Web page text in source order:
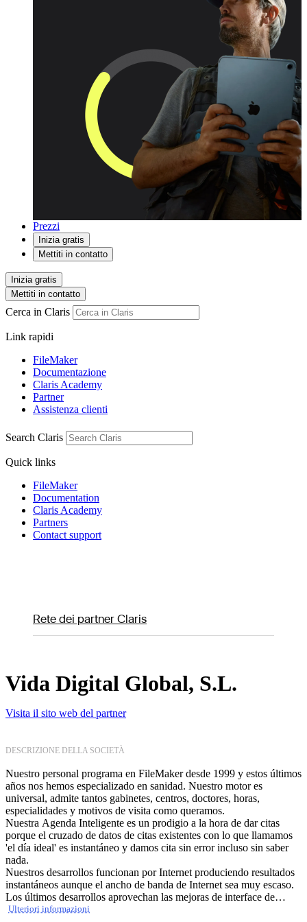
Prezzi
Inizia gratis
Mettiti in contatto
Inizia gratis
Mettiti in contatto
Cerca in Claris
Link rapidi
FileMaker
Documentazione
Claris Academy
Partner
Assistenza clienti
Search Claris
Quick links
FileMaker
Documentation
Claris Academy
Partners
Contact support
Rete dei partner Claris
Vida Digital Global, S.L.
Visita il sito web del partner
DESCRIZIONE DELLA SOCIETÀ
Nuestro personal programa en FileMaker desde 1999 y estos últimos
años nos hemos especializado en sanidad. Nuestro motor es
universal, admite tantos gabinetes, centros, doctores, horas,
especialidades y motivos de visita como queramos.
Nuestra Agenda Inteligente es un prodigio a la hora de dar citas
porque el cruzado de datos de citas existentes con lo que llamamos
'el día ideal' es instantáneo y damos cita sin error incluso sin saber
nada.
Nuestros desarrollos funcionan por Internet produciendo resultados
instantáneos aunque el ancho de banda de Internet sea muy escaso.
Los últimos desarrollos aprovechan las mejoras de interface de
usuario de FileMaker 12.
Ulteriori informazioni